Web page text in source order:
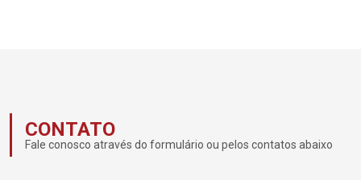
CONTATO
Fale conosco através do formulário ou pelos contatos abaixo